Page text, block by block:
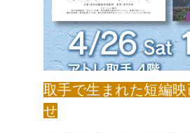
取手で生まれた短編
せ